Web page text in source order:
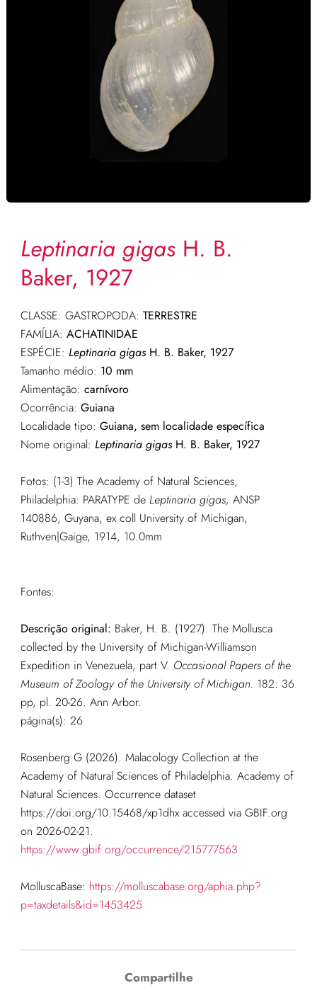
Leptinaria gigasH. B.
Baker, 1927
CLASSE: GASTROPODA: TERRESTRE
FAMÍLIA: ACHATINIDAE
ESPÉCIE: Leptinaria gigasH. B. Baker, 1927
Tamanho médio: 10 mm
Alimentação: carnívoro
Ocorrência: Guiana
Localidade tipo: Guiana, sem localidade específica
Nome original: Leptinaria gigasH. B. Baker, 1927
Fotos: (1-3) The Academy of Natural Sciences,
Philadelphia: PARATYPE de Leptinaria gigas, ANSP
140886, Guyana, ex coll University of Michigan,
Ruthven|Gaige, 1914, 10.0mm
Fontes:
Descrição original: Baker, H. B. (1927). The Mollusca
collected by the University of Michigan-Williamson
Expedition in Venezuela, part V. Occasional Papers of the
Museum of Zoology of the University of Michigan. 182: 36
pp, pl. 20-26. Ann Arbor.
página(s): 26
Rosenberg G (2026). Malacology Collection at the
Academy of Natural Sciences of Philadelphia. Academy of
Natural Sciences. Occurrence dataset
https://doi.org/10.15468/xp1dhx accessed via GBIF.org
on 2026-02-21.
https://www.gbif.org/occurrence/215777563
MolluscaBase: https://molluscabase.org/aphia.php?
p=taxdetails&id=1453425
Compartilhe